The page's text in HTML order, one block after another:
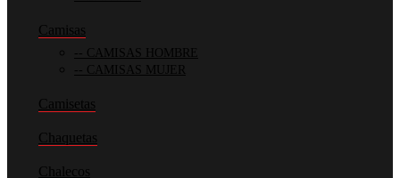
Camisas
CAMISAS HOMBRE
CAMISAS MUJER
Camisetas
Chaquetas
Chalecos